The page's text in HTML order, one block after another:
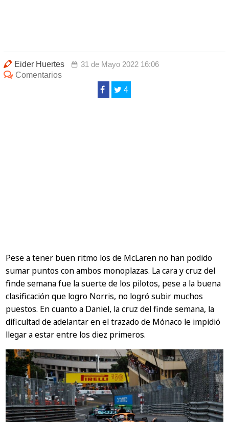
Eider Huertes
31 de Mayo 2022 16:06
Comentarios
4
Pese a tener buen ritmo los de McLaren no han podido
sumar puntos con ambos monoplazas. La cara y cruz del
finde semana fue la suerte de los pilotos, pese a la buena
clasificación que logro Norris, no logró subir muchos
puestos. En cuanto a Daniel, la cruz del finde semana, la
dificultad de adelantar en el trazado de Mónaco le impidió
llegar a estar entre los diez primeros.